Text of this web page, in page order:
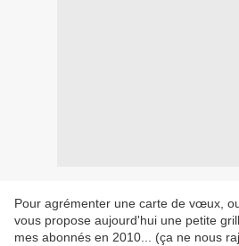
Pour agrémenter une carte de vœux,
vous propose aujourd'hui une petite
mes abonnés en 2010... (ça ne nous